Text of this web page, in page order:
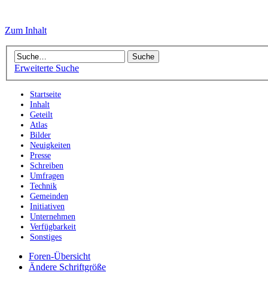
Zum Inhalt
Erweiterte Suche
Startseite
Inhalt
Geteilt
Atlas
Bilder
Neuigkeiten
Presse
Schreiben
Umfragen
Technik
Gemeinden
Initiativen
Unternehmen
Verfügbarkeit
Sonstiges
Foren-Übersicht
Ändere Schriftgröße